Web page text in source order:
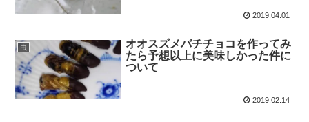
2019.04.01
虫
オオスズメバチチョコを作ってみ
たら予想以上に美味しかった件に
ついて
2019.02.14